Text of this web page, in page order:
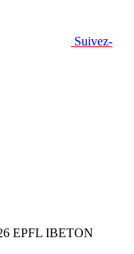
Suivez-
EPFL IBETON